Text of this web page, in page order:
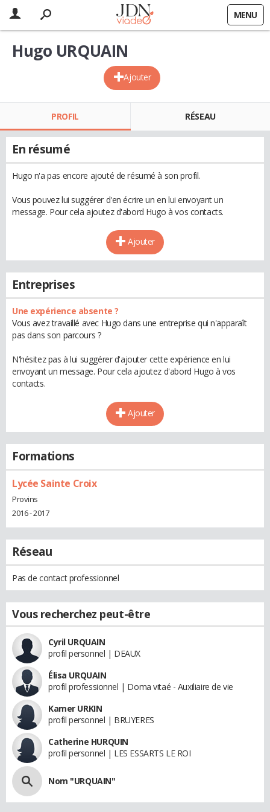
MENU
Ajouter
Hugo URQUAIN
PROFIL RÉSEAU
En résumé
Hugo n'a pas encore ajouté de résumé à son profil.
Vous pouvez lui suggérer d'en écrire un en lui envoyant un
message. Pour cela ajoutez d'abord Hugo à vos contacts.
Ajouter
Entreprises
Une expérience absente ?
Vous avez travaillé avec Hugo dans une entreprise qui n'apparaît
pas dans son parcours ?
N'hésitez pas à lui suggérer d'ajouter cette expérience en lui
envoyant un message. Pour cela ajoutez d'abord Hugo à vos
contacts.
Ajouter
Formations
Lycée Sainte Croix
Provins
2016 - 2017
Réseau
Pas de contact professionnel
Vous recherchez peut-être
Cyril URQUAIN
profil personnel | DEAUX
Élisa URQUAIN
profil professionnel | Doma vitaé - Auxiliaire de vie
Kamer URKIN
profil personnel | BRUYERES
Catherine HURQUIN
profil personnel | LES ESSARTS LE ROI
Nom "URQUAIN"